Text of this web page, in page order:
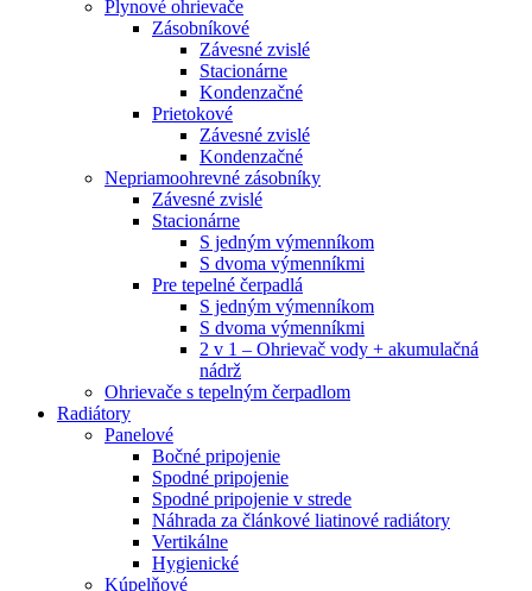
Plynové ohrievače
Zásobníkové
Závesné zvislé
Stacionárne
Kondenzačné
Prietokové
Závesné zvislé
Kondenzačné
Nepriamoohrevné zásobníky
Závesné zvislé
Stacionárne
S jedným výmenníkom
S dvoma výmenníkmi
Pre tepelné čerpadlá
S jedným výmenníkom
S dvoma výmenníkmi
2 v 1 – Ohrievač vody + akumulačná
nádrž
Ohrievače s tepelným čerpadlom
Radiátory
Panelové
Bočné pripojenie
Spodné pripojenie
Spodné pripojenie v strede
Náhrada za článkové liatinové radiátory
Vertikálne
Hygienické
Kúpelňové